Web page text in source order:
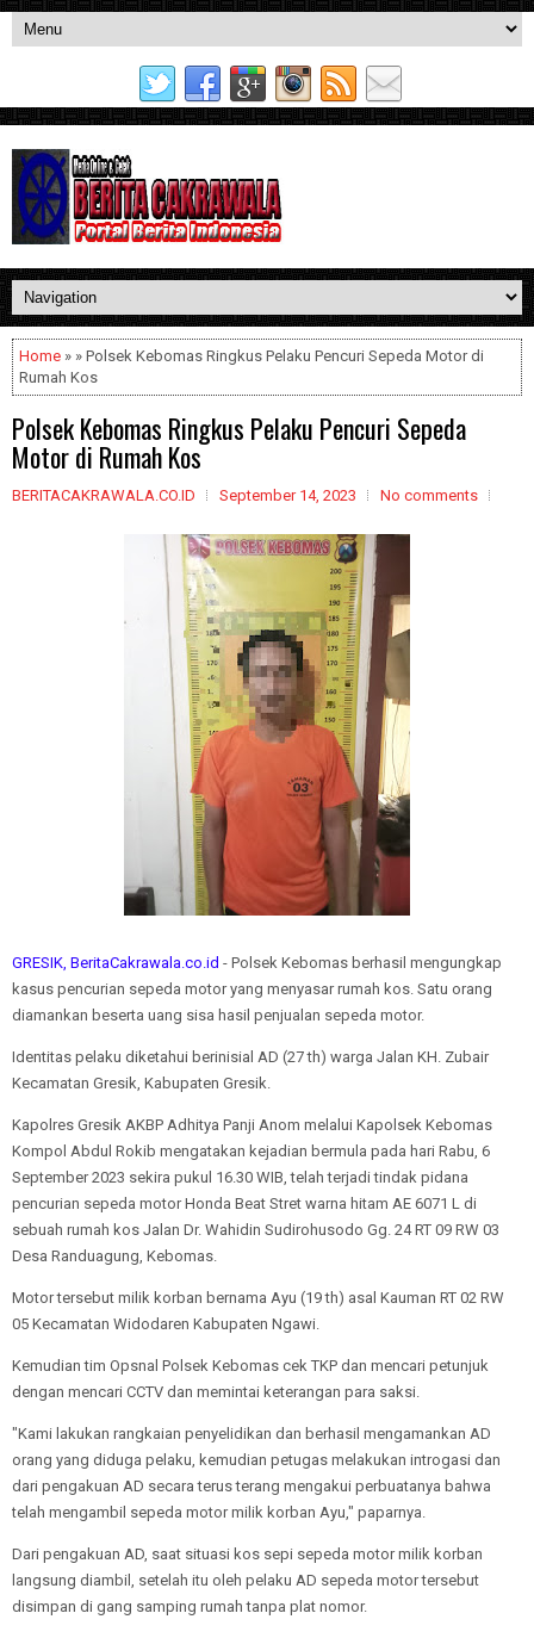
Home » » Polsek Kebomas Ringkus Pelaku Pencuri Sepeda Motor di
Rumah Kos
Polsek Kebomas Ringkus Pelaku Pencuri Sepeda
Motor di Rumah Kos
BERITACAKRAWALA.CO.ID September 14, 2023 No comments
GRESIK, BeritaCakrawala.co.id - Polsek Kebomas berhasil mengungkap
kasus pencurian sepeda motor yang menyasar rumah kos. Satu orang
diamankan beserta uang sisa hasil penjualan sepeda motor.
Identitas pelaku diketahui berinisial AD (27 th) warga Jalan KH. Zubair
Kecamatan Gresik, Kabupaten Gresik.
Kapolres Gresik AKBP Adhitya Panji Anom melalui Kapolsek Kebomas
Kompol Abdul Rokib mengatakan kejadian bermula pada hari Rabu, 6
September 2023 sekira pukul 16.30 WIB, telah terjadi tindak pidana
pencurian sepeda motor Honda Beat Stret warna hitam AE 6071 L di
sebuah rumah kos Jalan Dr. Wahidin Sudirohusodo Gg. 24 RT 09 RW 03
Desa Randuagung, Kebomas.
Motor tersebut milik korban bernama Ayu (19 th) asal Kauman RT 02 RW
05 Kecamatan Widodaren Kabupaten Ngawi.
Kemudian tim Opsnal Polsek Kebomas cek TKP dan mencari petunjuk
dengan mencari CCTV dan memintai keterangan para saksi.
"Kami lakukan rangkaian penyelidikan dan berhasil mengamankan AD
orang yang diduga pelaku, kemudian petugas melakukan introgasi dan
dari pengakuan AD secara terus terang mengakui perbuatanya bahwa
telah mengambil sepeda motor milik korban Ayu," paparnya.
Dari pengakuan AD, saat situasi kos sepi sepeda motor milik korban
langsung diambil, setelah itu oleh pelaku AD sepeda motor tersebut
disimpan di gang samping rumah tanpa plat nomor.